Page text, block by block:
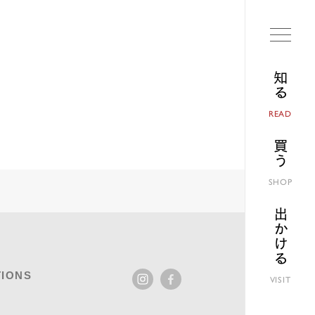
知る
READ
買う
SHOP
出かける
VISIT